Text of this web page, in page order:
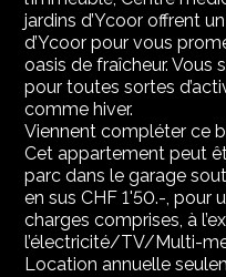
jardins d’Ycoor offrent
d’Ycoor pour vous
oasis de fraîcheur. Vous
pour toutes sortes
comme hiver.
Viennent compléter ce
Cet appartement peut
parc dans le garage
en sus CHF 1'50.-,
charges comprises, à
l’électricité/TV/Multi-
Location annuelle